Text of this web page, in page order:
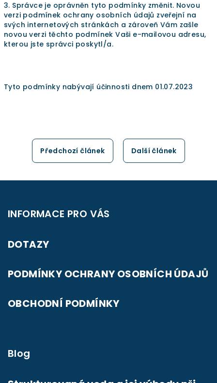
3. Správce je oprávněn tyto podmínky změnit. Novou
verzi podmínek ochrany osobních údajů zveřejní na
svých internetových stránkách a zároveň Vám zašle
novou verzi těchto podmínek Vaši e-mailovou adresu,
kterou jste správci poskytl/a.
Tyto podmínky nabývají účinnosti dnem 01.07.2023
Předchozí článek Další článek
INFORMACE PRO VÁS
DOTAZY
PODMÍNKY OCHRANY OSOBNÍCH ÚDAJŮ
OBCHODNÍ PODMÍNKY
Blog